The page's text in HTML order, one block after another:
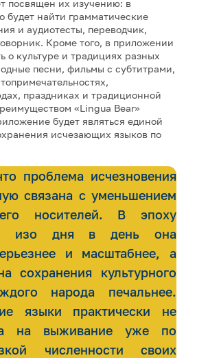
посвящен их изучению: в
найти грамматические
и аудиотесты, переводчик,
Кроме того, в приложении
о культуре и традициях разных
песни, фильмы с субтитрами,
праздниках и традиционной
«Lingua Bear»
будет являться единой
исчезающих языков по
проблема исчезновения
связана с уменьшением
его носителей. В эпоху
изо дня в день она
и масштабнее, а
сохранения культурного
народа печальнее.
языки практически не
на выживание уже по
численности своих